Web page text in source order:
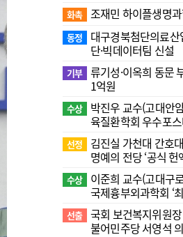
화촉 조재민 하이플생명
동정
대구경북첨단의료
단·빅데이터팀 신설
기부 류기성·이옥희 동문
1억원
수상
박진우 교수(고대안
육질환학회 우수포
선정
김진실 가천대 간호
명예의 전당 ‘공식 헌
수상
이준희 교수(고대구
국제흉부외과학회 ‘
선출 국회 보건복지위원
불어민주당 서영석